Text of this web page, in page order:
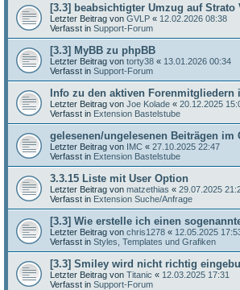
[3.3] beabsichtigter Umzug auf Strato
Letzter Beitrag von GVLP « 12.02.2026 08:38
Verfasst in Support-Forum
[3.3] MyBB zu phpBB
Letzter Beitrag von torty38 « 13.01.2026 00:34
Verfasst in Support-Forum
Info zu den aktiven Forenmitgliedern
Letzter Beitrag von Joe Kolade « 20.12.2025
Verfasst in Extension Bastelstube
gelesenen/ungelesenen Beiträgen im
Letzter Beitrag von IMC « 27.10.2025 22:47
Verfasst in Extension Bastelstube
3.3.15 Liste mit User Option
Letzter Beitrag von matzethias « 29.07.2025
Verfasst in Extension Suche/Anfrage
[3.3] Wie erstelle ich einen
Letzter Beitrag von chris1278 « 12.05.2025
Verfasst in Styles, Templates und Grafiken
[3.3] Smiley wird nicht richtig
Letzter Beitrag von Titanic « 12.03.2025 17:31
Verfasst in Support-Forum